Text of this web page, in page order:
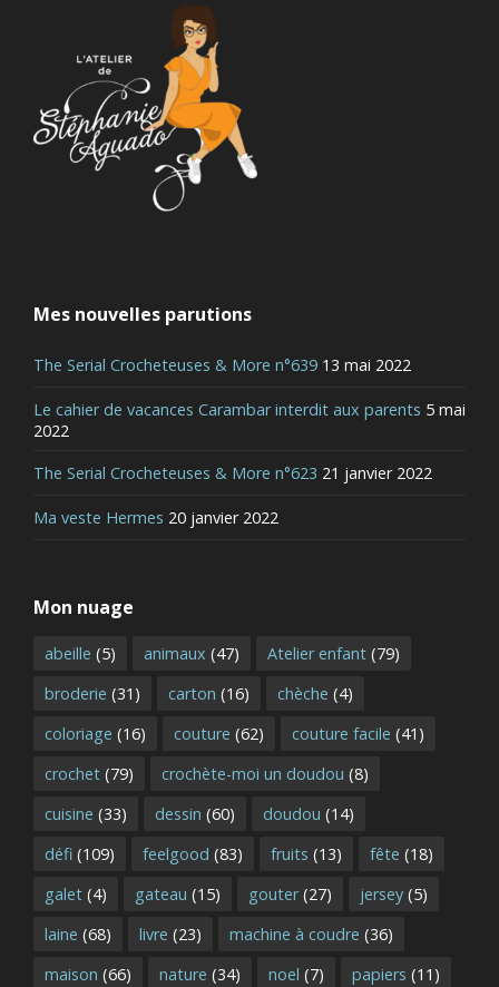
Mes nouvelles parutions
The Serial Crocheteuses & More n°639 13 mai 2022
Le cahier de vacances Carambar interdit aux parents 5 mai
2022
The Serial Crocheteuses & More n°623 21 janvier 2022
Ma veste Hermes 20 janvier 2022
Mon nuage
abeille (5) animaux (47) Atelier enfant (79)
broderie (31) carton (16) chèche (4)
coloriage (16) couture (62) couture facile (41)
crochet (79) crochète-moi un doudou (8)
cuisine (33) dessin (60) doudou (14)
défi (109) feelgood (83) fruits (13) fête (18)
galet (4) gateau (15) gouter(27) jersey (5)
laine (68) livre (23) machine à coudre (36)
maison (66) nature (34) noel (7) papiers (11)